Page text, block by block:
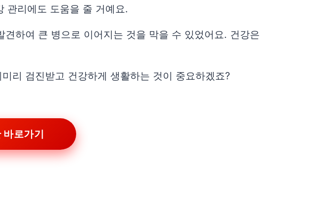
관리에도 도움을 줄 거예요.
하여 큰 병으로 이어지는 것을 막을 수 있었어요. 건강은
리 검진받고 건강하게 생활하는 것이 중요하겠죠?
로가기